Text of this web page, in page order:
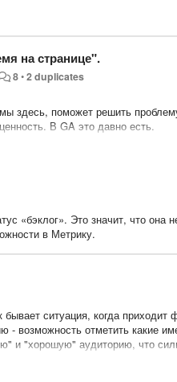
на странице".
8•2 duplicates
здесь, поможет решить
В GA это давно есть.
Есть отчет страницы
либо страницы, нельзя понять
был была настолько
странице и т.д.
«бэклог». Это значит, что она
в Метрику.
ситуация, когда
возможность отметить какие
и "хорошую" аудиторию, что
не найдется и отминусовать